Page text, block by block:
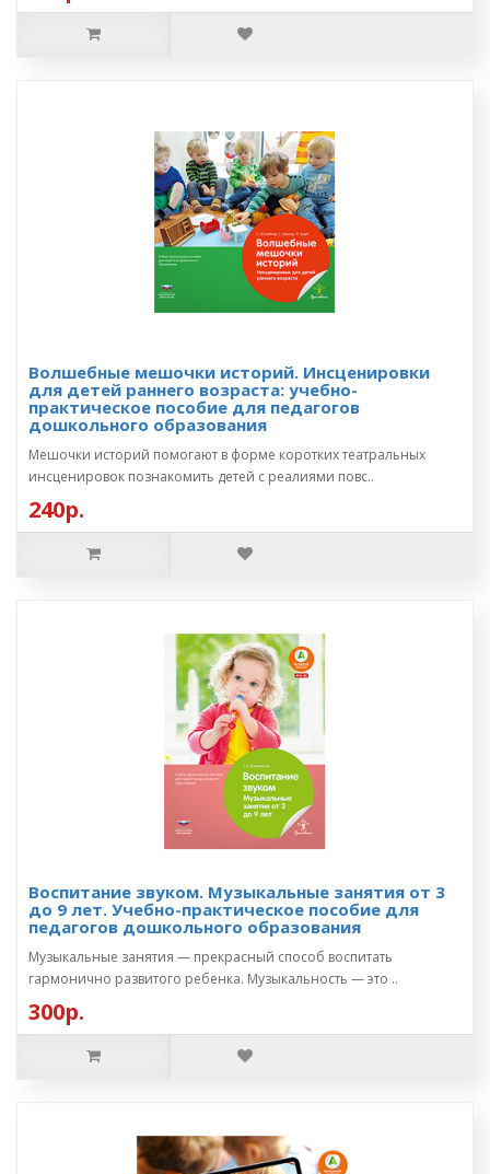
Волшебные мешочки историй. Инсценировки
для детей раннего возраста: учебно-
практическое пособие для педагогов
дошкольного образования
Мешочки историй помогают в форме коротких театральных
инсценировок познакомить детей с реалиями повс..
240р.
Воспитание звуком. Музыкальные занятия от 3
до 9 лет. Учебно-практическое пособие для
педагогов дошкольного образования
Музыкальные занятия — прекрасный способ воспитать
гармонично развитого ребенка. Музыкальность — это ..
300р.